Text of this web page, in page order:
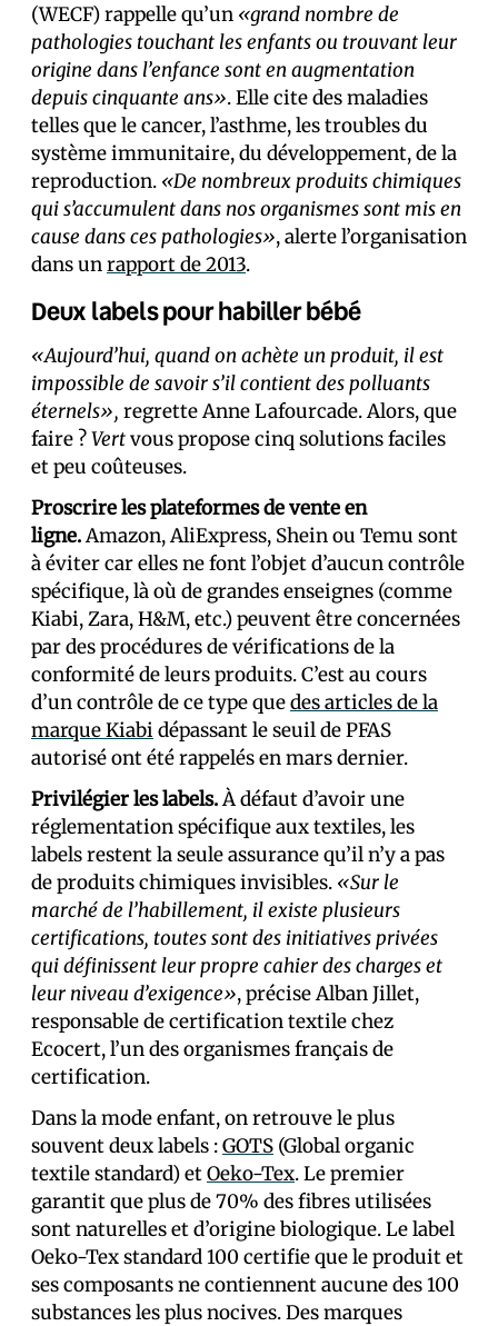
(WECF) rappelle qu’un «grand nombre de
pathologies touchant les enfants ou trouvant leur
origine dans l’enfance sont en augmentation
depuis cinquante ans». Elle cite des maladies
telles que le cancer, l’asthme, les troubles du
système immunitaire, du développement, de la
reproduction. «De nombreux produits chimiques
qui s’accumulent dans nos organismes sont mis en
cause dans ces pathologies», alerte l’organisation
dans unrapport de 2013.
Deux labels pour habiller bébé
«Aujourd’hui, quand on achète un produit, il est
impossible de savoir s’il contient des polluants
éternels», regrette Anne Lafourcade. Alors, que
faire ?Vertvous propose cinq solutions faciles
et peu coûteuses.
Proscrire les plateformes de vente en
ligne.Amazon, AliExpress, Shein ou Temu sont
à éviter car elles ne font l’objet d’aucun contrôle
spécifique, là où de grandes enseignes (comme
Kiabi, Zara, H&M, etc.) peuvent être concernées
par des procédures de vérifications de la
conformité de leurs produits. C’est au cours
d’un contrôle de ce type quedes articles de la
marque Kiabi dépassant le seuil de PFAS
autorisé ont été rappelés en mars dernier.
Privilégier les labels.À défaut d’avoir une
réglementation spécifique aux textiles, les
labels restent la seule assurance qu’il n’y a pas
de produits chimiques invisibles. «Sur le
marché de l’habillement, il existe plusieurs
certifications, toutes sont des initiatives privées
qui définissent leur propre cahier des charges et
leur niveau d’exigence», précise Alban Jillet,
responsable de certification textile chez
Ecocert, l’un des organismes français de
certification.
Dans la mode enfant, on retrouve le plus
souvent deux labels :GOTS (Global organic
textile standard) etOeko-Tex. Le premier
garantit que plus de 70% des fibres utilisées
sont naturelles et d’origine biologique. Le label
Oeko-Tex standard 100 certifie que le produit et
ses composants ne contiennent aucune des 100
substances les plus nocives. Des marques